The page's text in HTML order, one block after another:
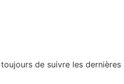
de suivre les